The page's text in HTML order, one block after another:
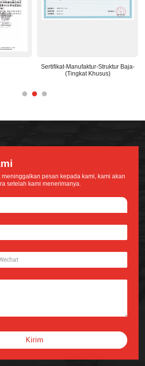
Sertifikat-Manufaktur-Struktur Baja-
(Tingkat Khusus)
pesan kepada kami, kami akan
setelah kami menerimanya.
Kirim